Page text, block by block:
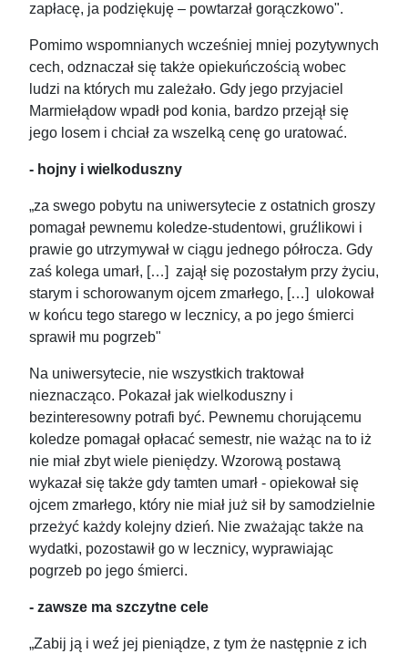
zapłacę, ja podziękuję – powtarzał gorączkowo".
Pomimo wspomnianych wcześniej mniej pozytywnych
cech, odznaczał się także opiekuńczością wobec
ludzi na których mu zależało. Gdy jego przyjaciel
Marmiełądow wpadł pod konia, bardzo przejął się
jego losem i chciał za wszelką cenę go uratować.
- hojny i wielkoduszny
„za swego pobytu na uniwersytecie z ostatnich groszy
pomagał pewnemu koledze-studentowi, gruźlikowi i
prawie go utrzymywał w ciągu jednego półrocza. Gdy
zaś kolega umarł, […] zajął się pozostałym przy życiu,
starym i schorowanym ojcem zmarłego, […] ulokował
w końcu tego starego w lecznicy, a po jego śmierci
sprawił mu pogrzeb"
Na uniwersytecie, nie wszystkich traktował
nieznacząco. Pokazał jak wielkoduszny i
bezinteresowny potrafi być. Pewnemu chorującemu
koledze pomagał opłacać semestr, nie ważąc na to iż
nie miał zbyt wiele pieniędzy. Wzorową postawą
wykazał się także gdy tamten umarł - opiekował się
ojcem zmarłego, który nie miał już sił by samodzielnie
przeżyć każdy kolejny dzień. Nie zważając także na
wydatki, pozostawił go w lecznicy, wyprawiając
pogrzeb po jego śmierci.
- zawsze ma szczytne cele
„Zabij ją i weź jej pieniądze, z tym że następnie z ich